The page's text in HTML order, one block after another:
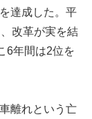
達成した。平
改革が実を結
6年間は2位を
離れという亡